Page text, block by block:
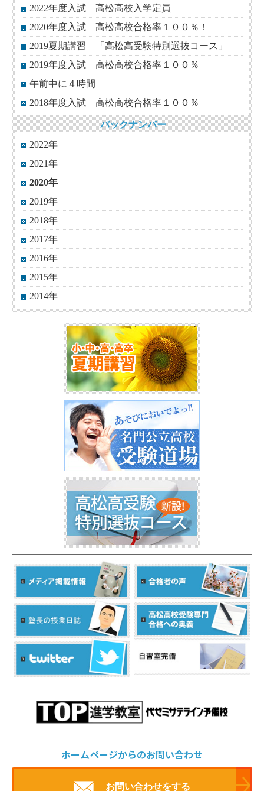
2022年度入試 高松高校入学定員
2020年度入試 高松高校合格率１００％！
2019夏期講習 「高松高受験特別選抜コース」
2019年度入試 高松高校合格率１００％
午前中に４時間
2018年度入試 高松高校合格率１００％
バックナンバー
2022年
2021年
2020年
2019年
2018年
2017年
2016年
2015年
2014年
ホームページからのお問い合わせ
お問い合わせをする